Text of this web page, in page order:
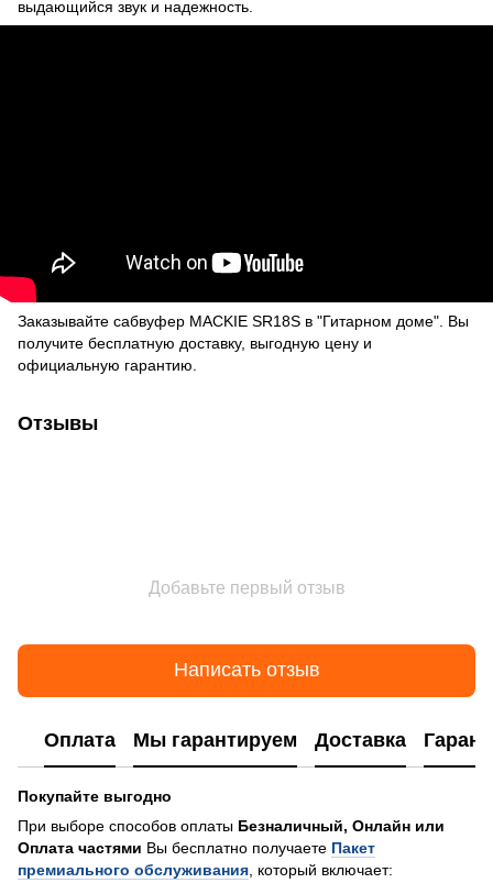
выдающийся звук и надежность.
Заказывайте сабвуфер MACKIE SR18S в "Гитарном доме". Вы
получите бесплатную доставку, выгодную цену и
официальную гарантию.
Отзывы
Добавьте первый отзыв
Написать отзыв
Оплата Мы гарантируем Доставка
Покупайте выгодно
При выборе способов оплаты Безналичный, Онлайн или
Оплата частями Вы бесплатно получаете Пакет
премиального обслуживания , который включает: